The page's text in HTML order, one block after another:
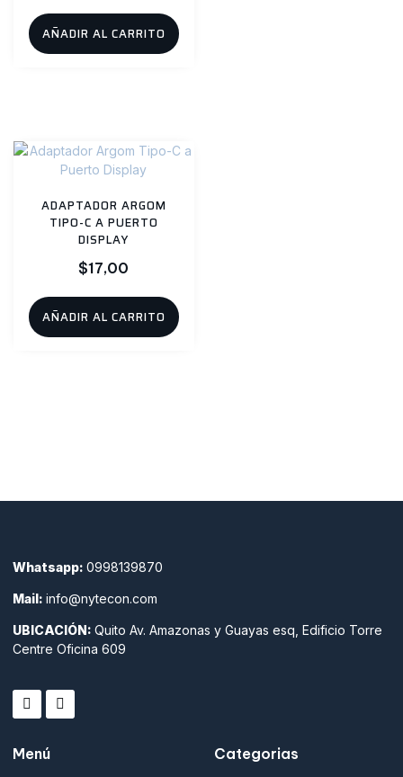
AÑADIR AL CARRITO
ADAPTADOR ARGOM
TIPO-C A PUERTO
DISPLAY
$17,00
AÑADIR AL CARRITO
Whatsapp: 0998139870
Mail: info@nytecon.com
UBICACIÓN: Quito Av. Amazonas y Guayas esq, Edificio Torre
Centre Oficina 609
Menú Categorias